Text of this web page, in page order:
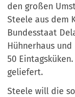
den großen
Steele aus dem
Bundesstaat
Hühnerhaus
50
geliefert.
Steele will die